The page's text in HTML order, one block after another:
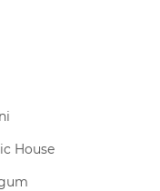
House